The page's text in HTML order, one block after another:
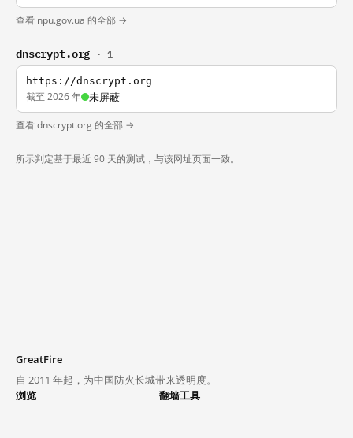
查看 npu.gov.ua 的全部 →
dnscrypt.org · 1
https://dnscrypt.org
截至 2026 年 未屏蔽
查看 dnscrypt.org 的全部 →
所示判定基于最近 90 天的测试，与该网址页面一致。
GreatFire
自 2011 年起，为中国防火长城带来透明度。
浏览
翻墙工具